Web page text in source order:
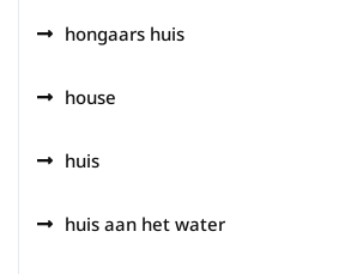
hongaars huis
house
huis
huis aan het water